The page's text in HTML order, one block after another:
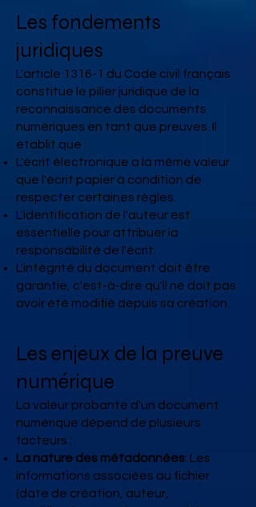
Les fondements
juridiques
L'article 1316-1 du Code civil français
constitue le pilier juridique de la
reconnaissance des documents
numériques en tant que preuves. Il
établit que :
L'écrit électronique a la même valeur
que l'écrit papier à condition de
respecter certaines règles.
L'identification de l'auteur est
essentielle pour attribuer la
responsabilité de l'écrit.
L'intégrité du document doit être
garantie, c'est-à-dire qu'il ne doit pas
avoir été modifié depuis sa création.
Les enjeux de la preuve
numérique
La valeur probante d'un document
numérique dépend de plusieurs
facteurs :
La nature des métadonnées: Les
informations associées au fichier
(date de création, auteur,